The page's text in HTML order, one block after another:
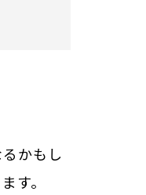
かもし
す。